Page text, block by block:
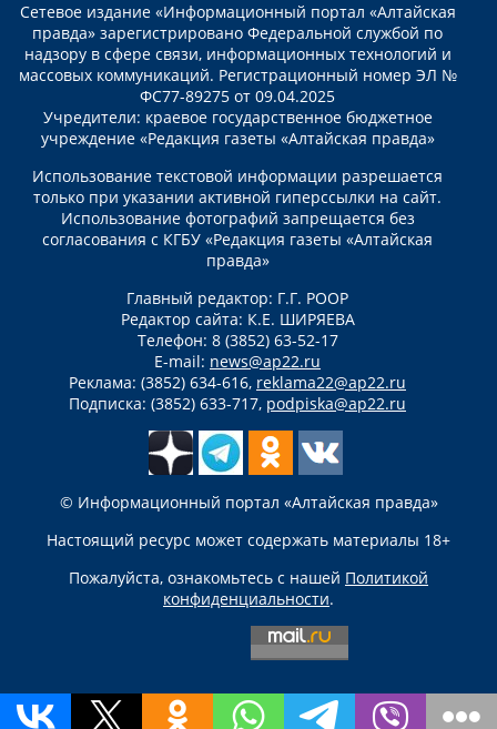
Сетевое издание «Информационный портал «Алтайская
правда» зарегистрировано Федеральной службой по
надзору в сфере связи, информационных технологий и
массовых коммуникаций. Регистрационный номер ЭЛ №
ФС77-89275 от 09.04.2025
Учредители: краевое государственное бюджетное
учреждение «Редакция газеты «Алтайская правда»
Использование текстовой информации разрешается
только при указании активной гиперссылки на сайт.
Использование фотографий запрещается без
согласования с КГБУ «Редакция газеты «Алтайская
правда»
Главный редактор: Г.Г. РООР
Редактор сайта: К.Е. ШИРЯЕВА
Телефон: 8 (3852) 63-52-17
E-mail: news@ap22.ru
Реклама: (3852) 634-616, reklama22@ap22.ru
Подписка: (3852) 633-717, podpiska@ap22.ru
© Информационный портал «Алтайская правда»
Настоящий ресурс может содержать материалы 18+
Пожалуйста, ознакомьтесь с нашей Политикой
конфиденциальности.